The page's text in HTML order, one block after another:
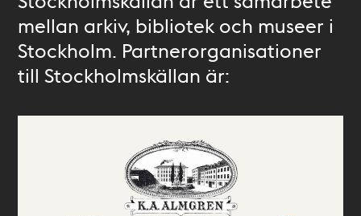
mellan arkiv, bibliotek och museer i
Stockholm. Partnerorganisationer
till Stockholmskällan är: